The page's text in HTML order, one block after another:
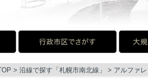
> 沿線で探す 「 札幌市南北線 」 > アルファ